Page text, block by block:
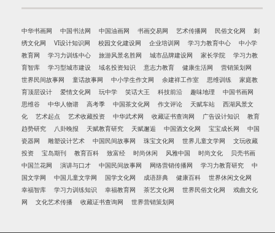
中华书画网 中国书法网 中国油画网 书画交易网 艺术传播网 民俗文化网
刺
绣文化网
VI设计知识网 校园文化建设网 企业培训网 学习力教育中心
中小学
教育网
学习力训练中心 旅游风景名胜网 城市品牌建设网 家长学院
学习力教
育智库
学习型城市建设 域名投资知识 意志力教育 健康生活网
营销策划网
世界民间故事网
童话故事网 中小学生作文网 余建祥工作室 思维训练
家庭教
育顶层设计
爱情文化网 玩中学 笑话大王 科技前沿 趣味地理
中国书画网
思维谷
中华人物谱 高考季 中国茶文化网 作文评论 天赋车站
西湖风景文
化
艺术起点 艺术收藏投资 中华武术网 收藏证书查询网 广告设计知识
教育
趋势研究
八卦晚报 天赋教育研究 天赋邂逅 中国酒文化网 宝宝成长网
中国
瓷器网
雕塑设计艺术 中国民间故事网 珠宝文化网 世界儿童文学网
文玩收藏
投资
宝岛期刊 教育百科 致富经 时尚休闲 风雅中国 时尚文化
贝壳书画
中国兰花网
演讲与口才 中国民间故事网 网络营销传播网 学习力教育研究
中
国文学网
中国儿童文学网 国学文化网 成语辞典 健康百科
世界休闲文化网
幸福智库
学习力训练知识 幸福教育网 茶艺文化网 世界民俗文化网
戏曲文化
网
文化艺术传播 收藏证书查询网 世界营销策划网